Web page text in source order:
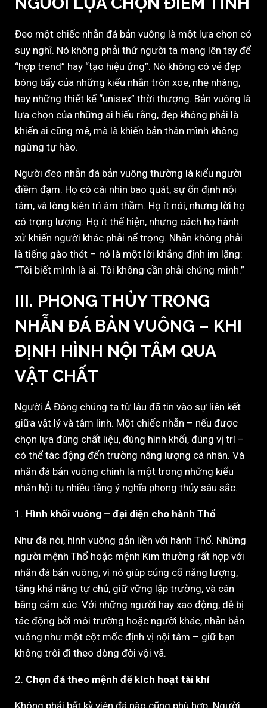
Đeo một chiếc nhẫn đá bản vuông là một lựa chọn có
suy nghĩ. Nó không phải thứ người ta mang lên tay để
“hợp trend” hay “tạo hiệu ứng”. Nó không có vẻ đẹp
bóng bẩy của những kiểu nhẫn tròn xoe, nhẹ nhàng,
hay những thiết kế “unisex” thời thượng. Bản vuông là
lựa chọn của những ai hiểu rằng, đẹp không phải là
khiến ai cũng mê, mà là khiến bản thân mình không
ngừng tự hào.
Người đeo nhẫn đá bản vuông thường là kiểu người
điềm đạm. Họ có cái nhìn bao quát, sự ổn định nội
tâm, và lòng kiên trì âm thầm. Họ ít nói, nhưng lời họ
có trọng lượng. Họ ít thể hiện, nhưng cách họ hành
xử khiến người khác phải nể trọng. Nhẫn không phải
là tiếng gào thét – nó là một lời khẳng định im lặng:
“Tôi biết mình là ai. Tôi không cần phải chứng minh.”
III. PHONG THỦY TRONG
NHẪN ĐÁ BẢN VUÔNG – KHI
ĐỊNH HÌNH NỘI TÂM QUA
VẬT CHẤT
Người Á Đông chúng ta từ lâu đã tin vào sự liên kết
giữa vật lý và tâm linh. Một chiếc nhẫn – nếu được
chọn lựa đúng chất liệu, đúng hình khối, đúng vị trí –
có thể tác động đến trường năng lượng cá nhân. Và
nhẫn đá bản vuông chính là một trong những kiểu
nhẫn hội tụ nhiều tầng ý nghĩa phong thủy sâu sắc.
1. Hình khối vuông – đại diện cho hành Thổ
Như đã nói, hình vuông gắn liền với hành Thổ. Những
người mệnh Thổ hoặc mệnh Kim thường rất hợp với
nhẫn đá bản vuông, vì nó giúp củng cố năng lượng,
tăng khả năng tự chủ, giữ vững lập trường, và cân
bằng cảm xúc. Với những người hay xao động, dễ bị
tác động bởi môi trường hoặc người khác, nhẫn bản
vuông như một cột mốc định vị nội tâm – giữ bạn
không trôi đi theo dòng đời vội vã.
2. Chọn đá theo mệnh để kích hoạt tài khí
Không phải bất kỳ viên đá nào cũng phù hợp. Người